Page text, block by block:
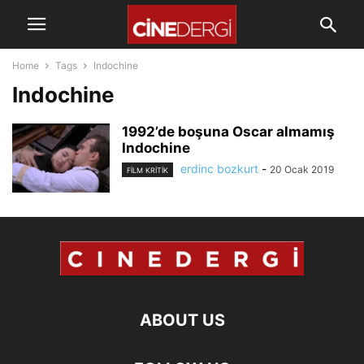
Home Tags Indochine
Indochine
1992’de boşuna Oscar almamış
Indochine
FILM KRITIK erdinc bozkurt - 20 Ocak 2019
ABOUT US